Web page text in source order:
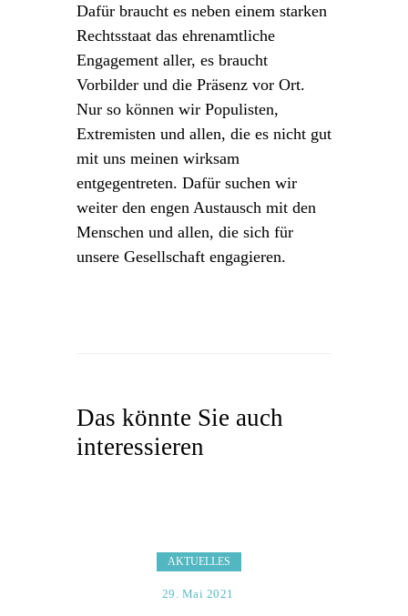
Dafür braucht es neben einem starken
Rechtsstaat das ehrenamtliche
Engagement aller, es braucht
Vorbilder und die Präsenz vor Ort.
Nur so können wir Populisten,
Extremisten und allen, die es nicht gut
mit uns meinen wirksam
entgegentreten. Dafür suchen wir
weiter den engen Austausch mit den
Menschen und allen, die sich für
unsere Gesellschaft engagieren.
Das könnte Sie auch
interessieren
AKTUELLES
29. Mai 2021